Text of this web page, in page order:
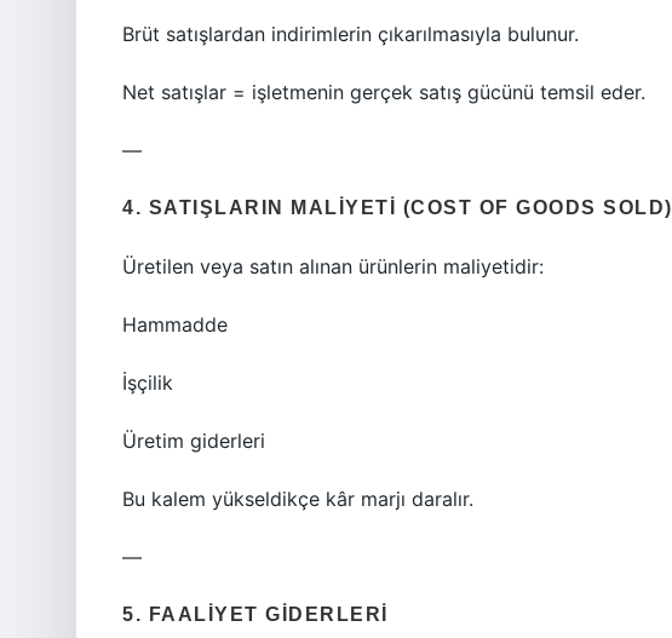
Brüt satışlardan indirimlerin çıkarılmasıyla bulunur.
Net satışlar = işletmenin gerçek satış gücünü temsil eder.
—
4. SATIŞLARIN MALIYETI (COST OF GOODS SOLD)
Üretilen veya satın alınan ürünlerin maliyetidir:
Hammadde
İşçilik
Üretim giderleri
Bu kalem yükseldikçe kâr marjı daralır.
—
5. FAALIYET GIDERLERI